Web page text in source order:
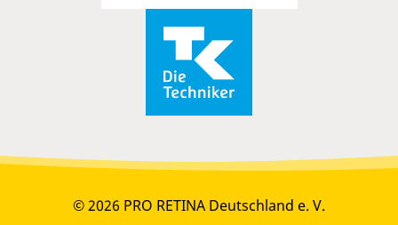
© 2026 PRO RETINA Deutschland e. V.